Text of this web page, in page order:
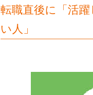
転職直後に「活
い人」